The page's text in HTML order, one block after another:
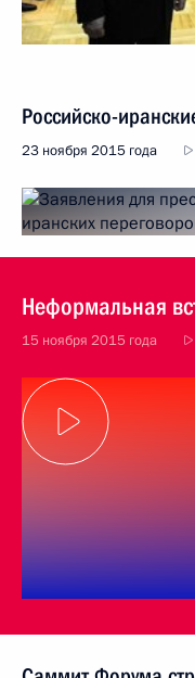
Российско-
23 ноября 2015 года
Неформальная
15 ноября 2015 года